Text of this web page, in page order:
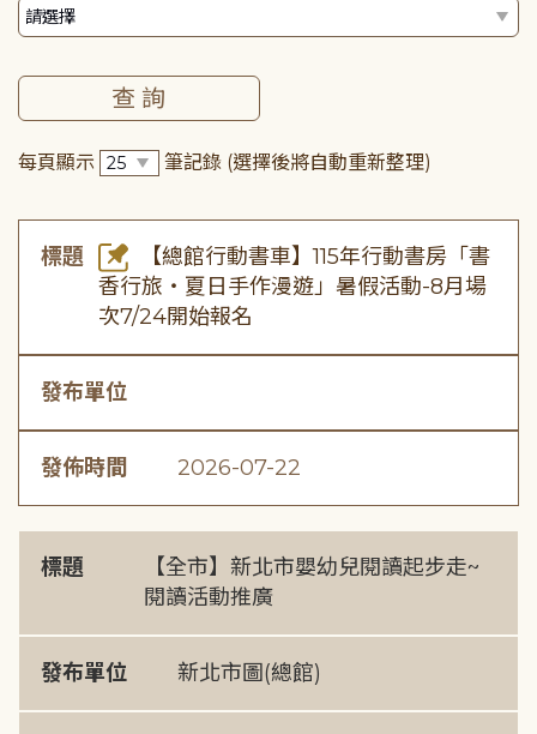
每頁顯示 筆記錄 (選擇後將自動重新整理)
標題
【總館行動書車】115年行動書房「書
香行旅・夏日手作漫遊」暑假活動-8月場
次7/24開始報名
發布單位
發佈時間 2026-07-22
標題
【全市】新北市嬰幼兒閱讀起步走~
閱讀活動推廣
發布單位 新北市圖(總館)